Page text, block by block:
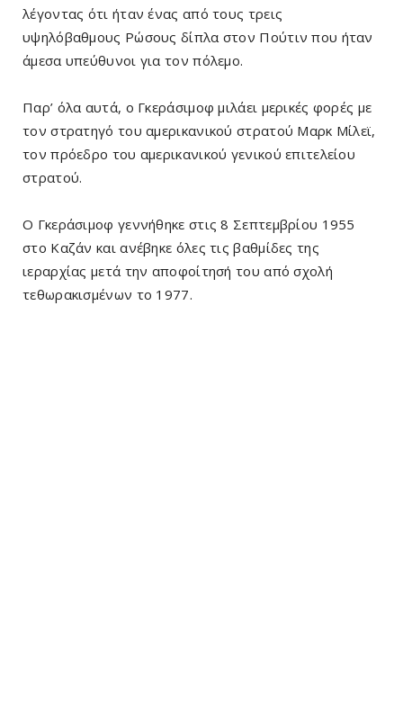
λέγοντας ότι ήταν ένας από τους τρεις
υψηλόβαθμους Ρώσους δίπλα στον Πούτιν που ήταν
άμεσα υπεύθυνοι για τον πόλεμο.
Παρ’ όλα αυτά, ο Γκεράσιμοφ μιλάει μερικές φορές με
τον στρατηγό του αμερικανικού στρατού Μαρκ Μίλεϊ,
τον πρόεδρο του αμερικανικού γενικού επιτελείου
στρατού.
Ο Γκεράσιμοφ γεννήθηκε στις 8 Σεπτεμβρίου 1955
στο Καζάν και ανέβηκε όλες τις βαθμίδες της
ιεραρχίας μετά την αποφοίτησή του από σχολή
τεθωρακισμένων το 1977.